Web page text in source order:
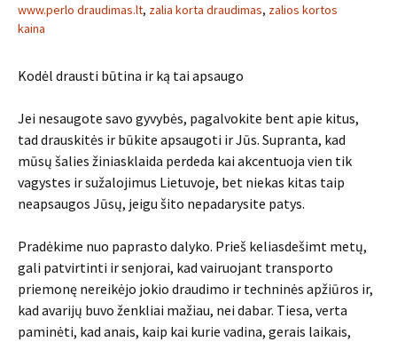
www.perlo draudimas.lt, zalia korta draudimas, zalios kortos
kaina
Kodėl drausti būtina ir ką tai apsaugo
Jei nesaugote savo gyvybės, pagalvokite bent apie kitus,
tad drauskitės ir būkite apsaugoti ir Jūs. Supranta, kad
mūsų šalies žiniasklaida perdeda kai akcentuoja vien tik
vagystes ir sužalojimus Lietuvoje, bet niekas kitas taip
neapsaugos Jūsų, jeigu šito nepadarysite patys.
Pradėkime nuo paprasto dalyko. Prieš keliasdešimt metų,
gali patvirtinti ir senjorai, kad vairuojant transporto
priemonę nereikėjo jokio draudimo ir techninės apžiūros ir,
kad avarijų buvo ženkliai mažiau, nei dabar. Tiesa, verta
paminėti, kad anais, kaip kai kurie vadina, gerais laikais,